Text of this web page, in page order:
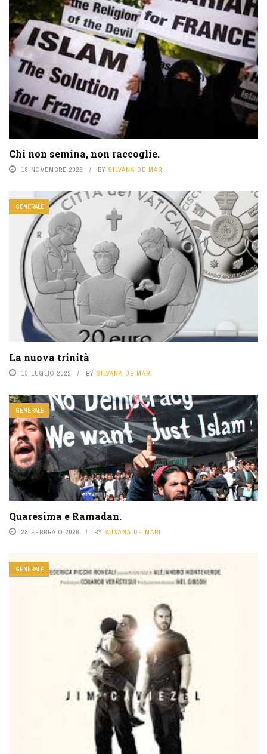
Chi non semina, non raccoglie.
18 NOVEMBRE 2025 BY SILVANA DE MARI
GENERALE
La nuova trinità
13 LUGLIO 2022 BY SILVANA DE MARI
GENERALE
Quaresima e Ramadan.
28 FEBBRAIO 2026 BY SILVANA DE MARI
GENERALE